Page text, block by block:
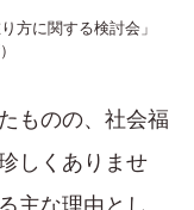
方に関する検討会」
）
ものの、社会福
しくありませ
主な理由とし